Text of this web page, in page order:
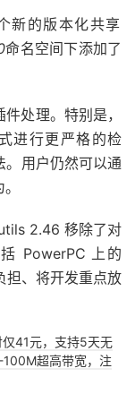
新的版本化共享
命名空间下添加了
处理。特别是，
进行更严格的检
。用户仍然可以通
2.46 移除了对
PowerPC 上的
担、将开发重点放
41元，支持5天无
超高带宽，注